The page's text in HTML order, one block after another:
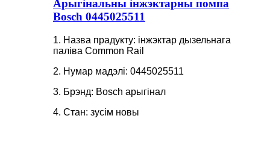
Арыгінальны інжэктарны помпа
Bosch 0445025511
1. Назва прадукту: інжэктар дызельнага
паліва Common Rail
2. Нумар мадэлі: 0445025511
3. Брэнд: Bosch арыгінал
4. Стан: зусім новы